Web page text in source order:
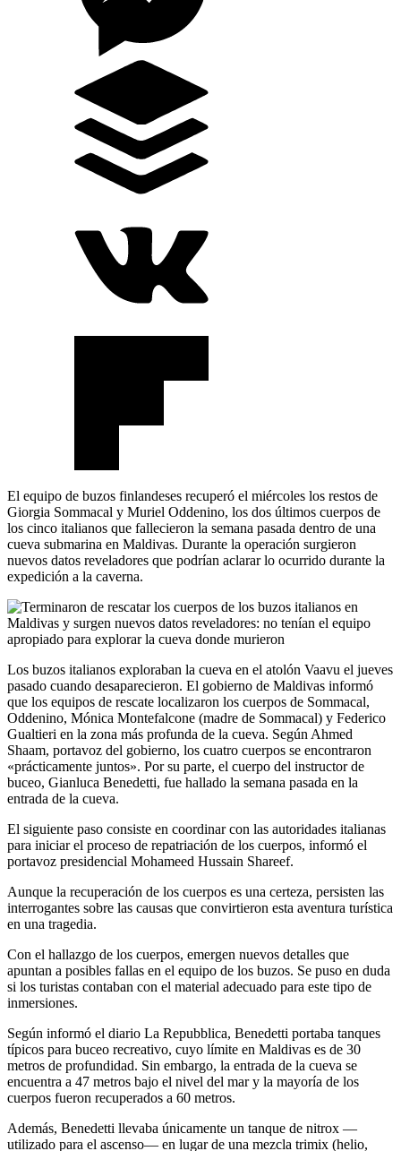
El equipo de buzos finlandeses recuperó el miércoles los restos de
Giorgia Sommacal y Muriel Oddenino, los dos últimos cuerpos de
los cinco italianos que fallecieron la semana pasada dentro de una
cueva submarina en Maldivas. Durante la operación surgieron
nuevos datos reveladores que podrían aclarar lo ocurrido durante la
expedición a la caverna.
Los buzos italianos exploraban la cueva en el atolón Vaavu el jueves
pasado cuando desaparecieron. El gobierno de Maldivas informó
que los equipos de rescate localizaron los cuerpos de Sommacal,
Oddenino, Mónica Montefalcone (madre de Sommacal) y Federico
Gualtieri en la zona más profunda de la cueva. Según Ahmed
Shaam, portavoz del gobierno, los cuatro cuerpos se encontraron
«prácticamente juntos». Por su parte, el cuerpo del instructor de
buceo, Gianluca Benedetti, fue hallado la semana pasada en la
entrada de la cueva.
El siguiente paso consiste en coordinar con las autoridades italianas
para iniciar el proceso de repatriación de los cuerpos, informó el
portavoz presidencial Mohameed Hussain Shareef.
Aunque la recuperación de los cuerpos es una certeza, persisten las
interrogantes sobre las causas que convirtieron esta aventura turística
en una tragedia.
Con el hallazgo de los cuerpos, emergen nuevos detalles que
apuntan a posibles fallas en el equipo de los buzos. Se puso en duda
si los turistas contaban con el material adecuado para este tipo de
inmersiones.
Según informó el diario La Repubblica, Benedetti portaba tanques
típicos para buceo recreativo, cuyo límite en Maldivas es de 30
metros de profundidad. Sin embargo, la entrada de la cueva se
encuentra a 47 metros bajo el nivel del mar y la mayoría de los
cuerpos fueron recuperados a 60 metros.
Además, Benedetti llevaba únicamente un tanque de nitrox —
utilizado para el ascenso— en lugar de una mezcla trimix (helio,